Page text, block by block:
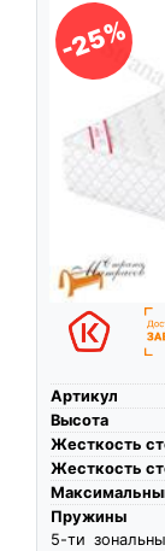
-25%
Артикул
Высота
Жесткость
Жесткость
Пружины
5-ти